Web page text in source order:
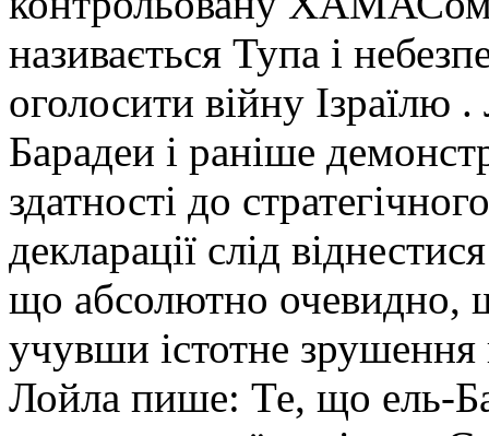
називається Тупа і
оголосити війну Ізраїлю
Барадеи і раніше
здатності до
декларації слід
що абсолютно очевидно,
учувши істотне
Лойла пише: Те, що ель-